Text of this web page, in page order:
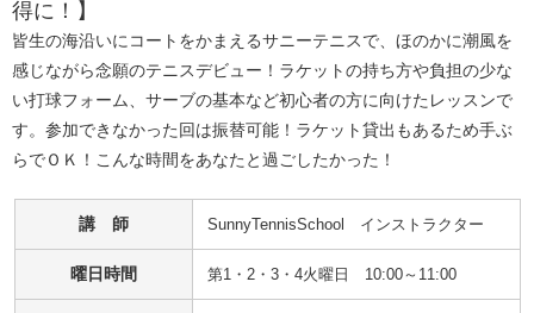
得に！】
皆生の海沿いにコートをかまえるサニーテニスで、ほのかに潮風を
感じながら念願のテニスデビュー！ラケットの持ち方や負担の少な
い打球フォーム、サーブの基本など初心者の方に向けたレッスンで
す。参加できなかった回は振替可能！ラケット貸出もあるため手ぶ
らでＯＫ！こんな時間をあなたと過ごしたかった！
講 師 SunnyTennisSchool　インストラクター
曜日時間 第1・2・3・4火曜日 10:00～11:00